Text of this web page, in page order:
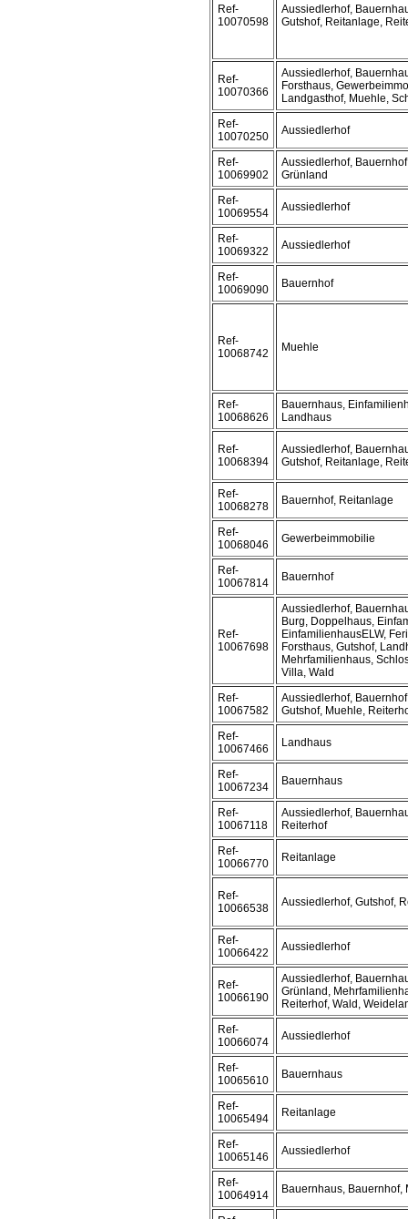
Ref-
10070598
Aussiedlerhof,
Gutshof, Reitanlage,
Ref-
10070366
Aussiedlerhof,
Forsthaus,
Landgasthof, Muehle,
Ref-
10070250
Aussiedlerhof
Ref-
10069902
Aussiedlerhof,
Grünland
Ref-
10069554
Aussiedlerhof
Ref-
10069322
Aussiedlerhof
Ref-
10069090
Bauernhof
Ref-
10068742
Muehle
Ref-
10068626
Bauernhaus,
Landhaus
Ref-
10068394
Aussiedlerhof,
Gutshof, Reitanlage,
Ref-
10068278
Bauernhof, Reitanlage
Ref-
10068046
Gewerbeimmobilie
Ref-
10067814
Bauernhof
Ref-
10067698
Aussiedlerhof,
Burg, Doppelhaus,
EinfamilienhausELW,
Forsthaus, Gutshof,
Mehrfamilienhaus,
Villa, Wald
Ref-
10067582
Aussiedlerhof,
Gutshof, Muehle,
Ref-
10067466
Landhaus
Ref-
10067234
Bauernhaus
Ref-
10067118
Aussiedlerhof,
Reiterhof
Ref-
10066770
Reitanlage
Ref-
10066538
Aussiedlerhof, Gutshof,
Ref-
10066422
Aussiedlerhof
Ref-
10066190
Aussiedlerhof,
Grünland,
Reiterhof, Wald,
Ref-
10066074
Aussiedlerhof
Ref-
10065610
Bauernhaus
Ref-
10065494
Reitanlage
Ref-
10065146
Aussiedlerhof
Ref-
10064914
Bauernhaus, Bauernhof,